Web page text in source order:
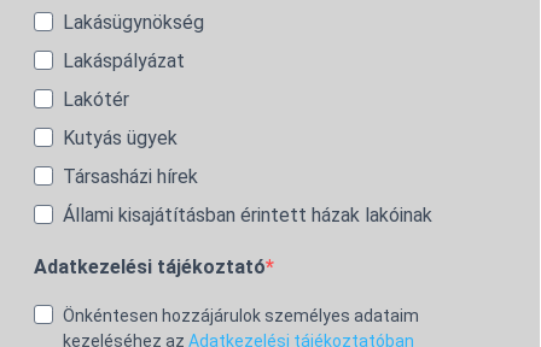
Lakásügynökség
Lakáspályázat
Lakótér
Kutyás ügyek
Társasházi hírek
Állami kisajátításban érintett házak lakóinak
Adatkezelési tájékoztató
Önkéntesen hozzájárulok személyes adataim
kezeléséhez az Adatkezelési tájékoztatóban